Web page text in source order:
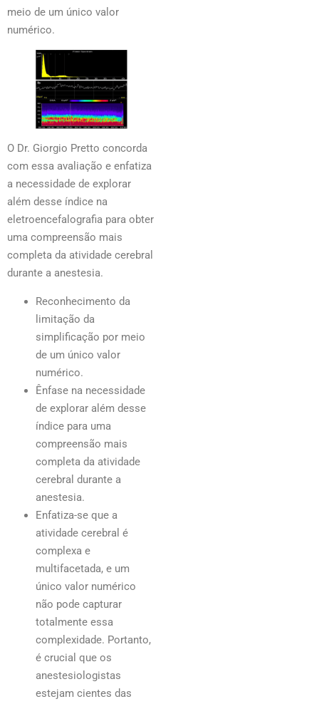
meio de um único valor
numérico.
O Dr. Giorgio Pretto concorda
com essa avaliação e enfatiza
a necessidade de explorar
além desse índice na
eletroencefalografia para obter
uma compreensão mais
completa da atividade cerebral
durante a anestesia.
Reconhecimento da
limitação da
simplificação por meio
de um único valor
numérico.
Ênfase na necessidade
de explorar além desse
índice para uma
compreensão mais
completa da atividade
cerebral durante a
anestesia.
Enfatiza-se que a
atividade cerebral é
complexa e
multifacetada, e um
único valor numérico
não pode capturar
totalmente essa
complexidade. Portanto,
é crucial que os
anestesiologistas
estejam cientes das